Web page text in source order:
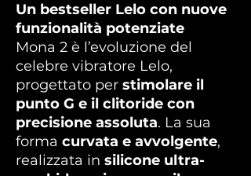
Un bestseller Lelo con nuove
funzionalità potenziate
Mona 2 è l’evoluzione del
celebre vibratore Lelo,
progettato per stimolare il
punto G e il clitoride con
precisione assoluta. La sua
forma curvata e avvolgente,
realizzata in silicone ultra-